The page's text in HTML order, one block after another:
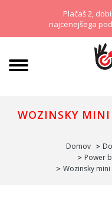
Plačaš 2,
najcenejšega
WOZINSKY
Domov
Power
Wozinsky